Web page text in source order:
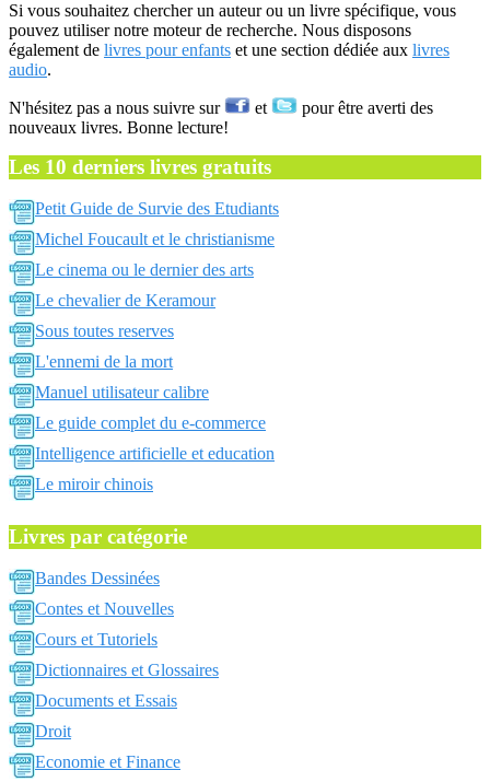
Si vous souhaitez chercher un auteur ou un livre spécifique, vous
pouvez utiliser notre moteur de recherche. Nous disposons
également de livres pour enfants et une section dédiée aux livres
audio.
N'hésitez pas a nous suivre sur et
pour être averti des
nouveaux livres. Bonne lecture!
Les 10 derniers livres gratuits
Petit Guide de Survie des Etudiants
Michel Foucault et le christianisme
Le cinema ou le dernier des arts
Le chevalier de Keramour
Sous toutes reserves
L'ennemi de la mort
Manuel utilisateur calibre
Le guide complet du e-commerce
Intelligence artificielle et education
Le miroir chinois
Livres par catégorie
Bandes Dessinées
Contes et Nouvelles
Cours et Tutoriels
Dictionnaires et Glossaires
Documents et Essais
Droit
Economie et Finance